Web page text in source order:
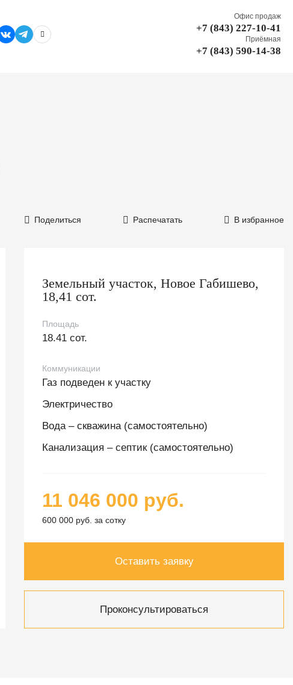
Офис продаж
+7 (843) 227-10-41
Приёмная
+7 (843) 590-14-38
Поделиться Распечатать В избранное
Земельный участок, Новое Габишево,
18,41 сот.
Площадь
18.41 сот.
Коммуникации
Газ подведен к участку
Электричество
Вода – скважина (самостоятельно)
Канализация – септик (самостоятельно)
11 046 000 руб.
600 000 руб. за сотку
Оставить заявку
Проконсультироваться